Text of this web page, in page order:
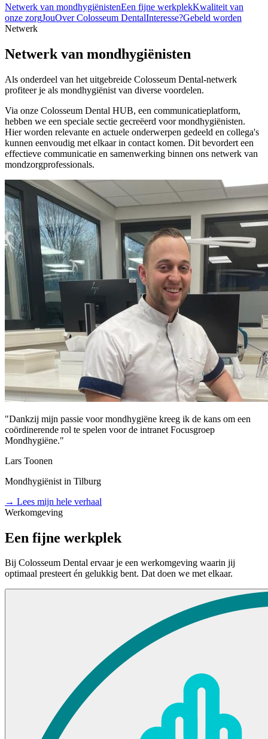
Netwerk van mondhygiënistenEen fijne werkplekKwaliteit van
onze zorgJouOver Colosseum DentalInteresse?Gebeld worden
Netwerk
Netwerk van mondhygiënisten
Als onderdeel van het uitgebreide Colosseum Dental-netwerk
profiteer je als mondhygiënist van diverse voordelen.
Via onze Colosseum Dental HUB, een communicatieplatform,
hebben we een speciale sectie gecreëerd voor mondhygiënisten.
Hier worden relevante en actuele onderwerpen gedeeld en collega's
kunnen eenvoudig met elkaar in contact komen. Dit bevordert een
effectieve communicatie en samenwerking binnen ons netwerk van
mondzorgprofessionals.
"Dankzij mijn passie voor mondhygiëne kreeg ik de kans om een
coördinerende rol te spelen voor de intranet Focusgroep
Mondhygiëne."
Lars Toonen
Mondhygiënist in Tilburg
→ Lees mijn hele verhaal
Werkomgeving
Een fijne werkplek
Bij Colosseum Dental ervaar je een werkomgeving waarin jij
optimaal presteert én gelukkig bent. Dat doen we met elkaar.